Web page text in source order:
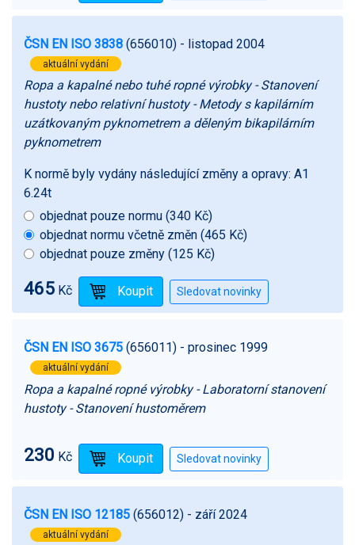
ČSN EN ISO 3838 (656010) - listopad 2004
aktuální vydání
Ropa a kapalné nebo tuhé ropné výrobky - Stanovení
hustoty nebo relativní hustoty - Metody s kapilárním
uzátkovaným pyknometrem a děleným bikapilárním
pyknometrem
K normě byly vydány následující změny a opravy: A1
6.24t
objednat pouze normu (340 Kč)
objednat normu včetně změn (465 Kč)
objednat pouze změny (125 Kč)
465 Kč
ČSN EN ISO 3675 (656011) - prosinec 1999
aktuální vydání
Ropa a kapalné ropné výrobky - Laboratorní stanovení
hustoty - Stanovení hustoměrem
230 Kč
ČSN EN ISO 12185 (656012) - září 2024
aktuální vydání